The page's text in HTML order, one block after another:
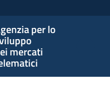
per lo
mercati